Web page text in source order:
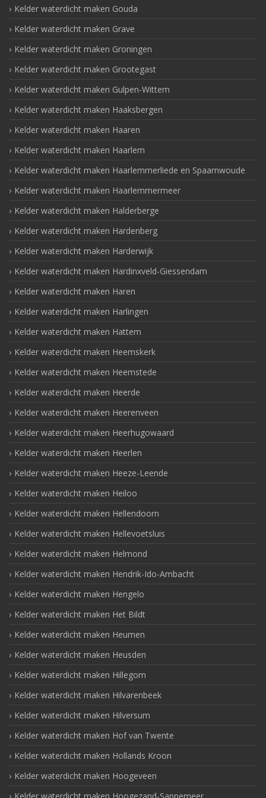
Kelder waterdicht maken Gouda
Kelder waterdicht maken Grave
Kelder waterdicht maken Groningen
Kelder waterdicht maken Grootegast
Kelder waterdicht maken Gulpen-Wittem
Kelder waterdicht maken Haaksbergen
Kelder waterdicht maken Haaren
Kelder waterdicht maken Haarlem
Kelder waterdicht maken Haarlemmerliede en Spaarnwoude
Kelder waterdicht maken Haarlemmermeer
Kelder waterdicht maken Halderberge
Kelder waterdicht maken Hardenberg
Kelder waterdicht maken Harderwijk
Kelder waterdicht maken Hardinxveld-Giessendam
Kelder waterdicht maken Haren
Kelder waterdicht maken Harlingen
Kelder waterdicht maken Hattem
Kelder waterdicht maken Heemskerk
Kelder waterdicht maken Heemstede
Kelder waterdicht maken Heerde
Kelder waterdicht maken Heerenveen
Kelder waterdicht maken Heerhugowaard
Kelder waterdicht maken Heerlen
Kelder waterdicht maken Heeze-Leende
Kelder waterdicht maken Heiloo
Kelder waterdicht maken Hellendoorn
Kelder waterdicht maken Hellevoetsluis
Kelder waterdicht maken Helmond
Kelder waterdicht maken Hendrik-Ido-Ambacht
Kelder waterdicht maken Hengelo
Kelder waterdicht maken Het Bildt
Kelder waterdicht maken Heumen
Kelder waterdicht maken Heusden
Kelder waterdicht maken Hillegom
Kelder waterdicht maken Hilvarenbeek
Kelder waterdicht maken Hilversum
Kelder waterdicht maken Hof van Twente
Kelder waterdicht maken Hollands Kroon
Kelder waterdicht maken Hoogeveen